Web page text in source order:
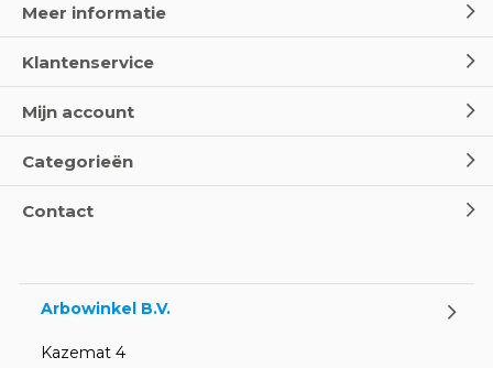
Oogspoel flessen en
Meer informatie
Klantenservice
Mijn account
Categorieën
Contact
Arbowinkel B.V.
Kazemat 4